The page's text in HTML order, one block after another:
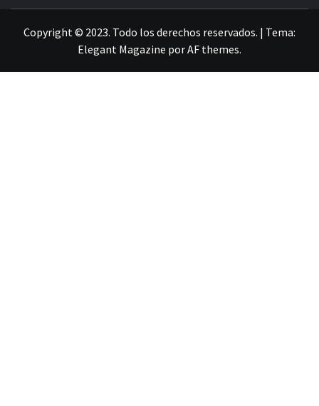
Copyright © 2023. Todo los derechos reservados. | Tema:
Elegant Magazine porAF themes.